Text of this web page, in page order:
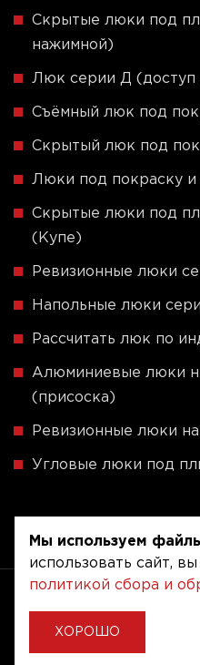
Скрытые люки под
нажимной)
Люк серии Д (доступ
Съёмный люк под
Скрытый люк под
Люки под покраску и
Скрытые люки под
(Купе)
Ревизионные люки
Напольные люки
Рассчитать люк по
Алюминиевые люки
(присоска)
Ревизионные люки
Угловые люки под
Copyright © 2020 - 2026.
сантехнические люки.
Разработка и продвижение -
Мы используем
использовать сайт,
политикой сбора и
ХОРОШО